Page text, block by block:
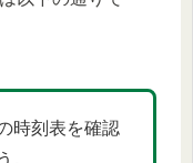
時刻表を確認